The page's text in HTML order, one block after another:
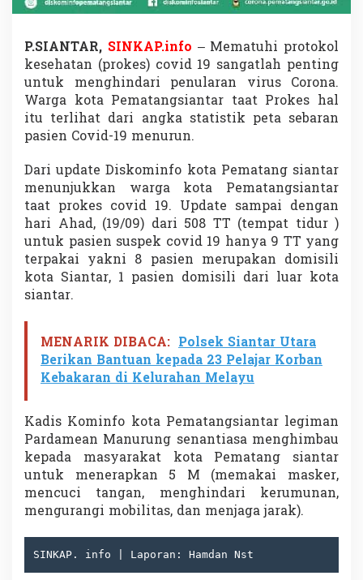
o
i
d
-
1
9
T
e
r
i
s
a
9
O
a
P.SIANTAR, SINKAP.info – Mematuhi protokol
kesehatan (prokes) covid 19 sangatlah penting
untuk menghindari penularan virus Corona.
Warga kota Pematangsiantar taat Prokes hal
itu terlihat dari angka statistik peta sebaran
pasien Covid-19 menurun.
Dari update Diskominfo kota Pematang siantar
menunjukkan warga kota Pematangsiantar
taat prokes covid 19. Update sampai dengan
hari Ahad, (19/09) dari 508 TT (tempat tidur )
untuk pasien suspek covid 19 hanya 9 TT yang
terpakai yakni 8 pasien merupakan domisili
kota Siantar, 1 pasien domisili dari luar kota
siantar.
MENARIK DIBACA: Polsek Siantar Utara
Berikan Bantuan kepada 23 Pelajar Korban
Kebakaran di Kelurahan Melayu
Kadis Kominfo kota Pematangsiantar legiman
Pardamean Manurung senantiasa menghimbau
kepada masyarakat kota Pematang siantar
untuk menerapkan 5 M (memakai masker,
mencuci tangan, menghindari kerumunan,
mengurangi mobilitas, dan menjaga jarak).
SINKAP. info | Laporan: Hamdan Nst